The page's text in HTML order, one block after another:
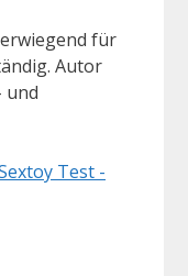
für
Autor
und
Test -